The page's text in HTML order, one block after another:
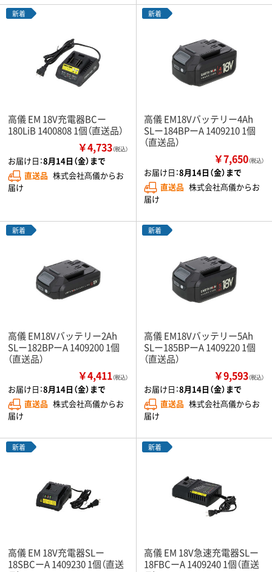
新着
高儀 EM 18V充電器BCー
180LiB 1400808 1個（直送品）
￥4,733（税込）
お届け日：8月14日（金）まで
直送品 株式会社髙儀からお
届け
新着
高儀 EM18Vバッテリー4Ah
SLー184BPーA 1409210 1個
（直送品）
￥7,650（税込）
お届け日：8月14日（金）まで
直送品 株式会社髙儀からお
届け
新着
高儀 EM18Vバッテリー2Ah
SLー182BPーA 1409200 1個
（直送品）
￥4,411（税込）
お届け日：8月14日（金）まで
直送品 株式会社髙儀からお
届け
新着
高儀 EM18Vバッテリー5Ah
SLー185BPーA 1409220 1個
（直送品）
￥9,593（税込）
お届け日：8月14日（金）まで
直送品 株式会社髙儀からお
届け
新着
高儀 EM 18V充電器SLー
18SBCーA 1409230 1個（直送
新着
高儀 EM 18V急速充電器SLー
18FBCーA 1409240 1個（直送